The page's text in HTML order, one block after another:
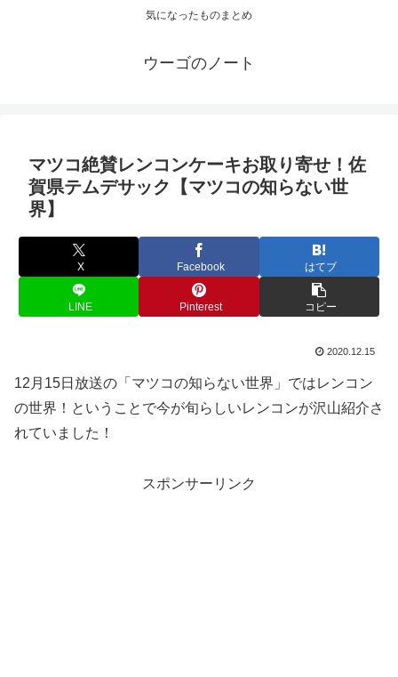
気になったものまとめ
ウーゴのノート
マツコ絶賛レンコンケーキお取り寄せ！佐
賀県テムデサック【マツコの知らない世
界】
X Facebook はてブ
LINE Pinterest コピー
2020.12.15
12月15日放送の「マツコの知らない世界」ではレンコン
の世界！ということで今が旬らしいレンコンが沢山紹介さ
れていました！
スポンサーリンク